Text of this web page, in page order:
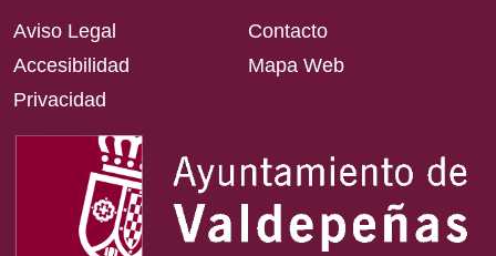
Aviso Legal
Accesibilidad
Privacidad
Contacto
Mapa Web